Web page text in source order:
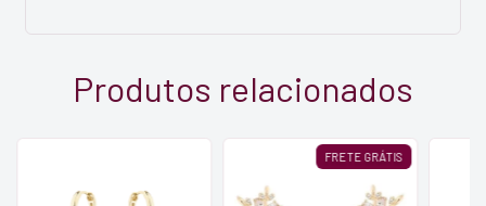
Produtos relacionados
FRETE GRÁTIS